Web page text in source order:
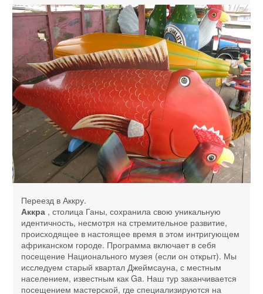
Переезд в Аккру.
Аккра , столица Ганы, сохранила свою уникальную
идентичность, несмотря на стремительное развитие,
происходящее в настоящее время в этом интригующем
африканском городе. Программа включает в себя
посещение Национального музея (если он открыт). Мы
исследуем старый квартал Джеймсауна, с местным
населением, известным как Ga. Наш тур заканчивается
посещением мастерской, где специализируются на